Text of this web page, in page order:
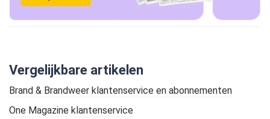
Vergelijkbare artikelen
Brand & Brandweer klantenservice en abonnementen
One Magazine klantenservice